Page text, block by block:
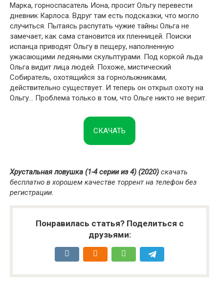
Марка, горноспасатель Иона, просит Ольгу перевести
дневник Карлоса. Вдруг там есть подсказки, что могло
случиться. Пытаясь распутать чужие тайны Ольга не
замечает, как сама становится их пленницей. Поиски
испанца приводят Ольгу в пещеру, наполненную
ужасающими ледяными скульптурами. Под коркой льда
Ольга видит лица людей. Похоже, мистический
Собиратель, охотящийся за горнолыжниками,
действительно существует. И теперь он открыл охоту на
Ольгу… Проблема только в том, что Ольге никто не верит.
СКАЧАТЬ
Хрустальная ловушка (1-4 серии из 4) (2020) скачать
бесплатно в хорошем качестве торрент на телефон без
регистрации.
Понравилась статья? Поделиться с
друзьями: